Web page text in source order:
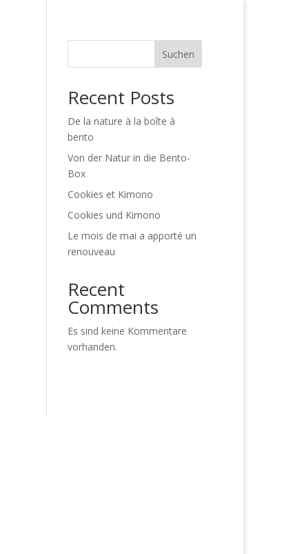
Suchen
Recent Posts
De la nature à la boîte à
bento
Von der Natur in die Bento-
Box
Cookies et Kimono
Cookies und Kimono
Le mois de mai a apporté un
renouveau
Recent
Comments
Es sind keine Kommentare
vorhanden.